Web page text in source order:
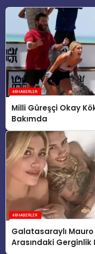
Milli Güreşçi Okay
Bakımda
Galatasaraylı
Arasındaki Gerginlik